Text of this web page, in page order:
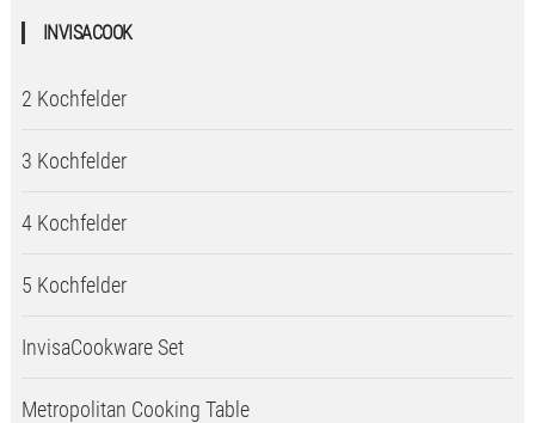
INVISACOOK
2 Kochfelder
3 Kochfelder
4 Kochfelder
5 Kochfelder
InvisaCookware Set
Metropolitan Cooking Table